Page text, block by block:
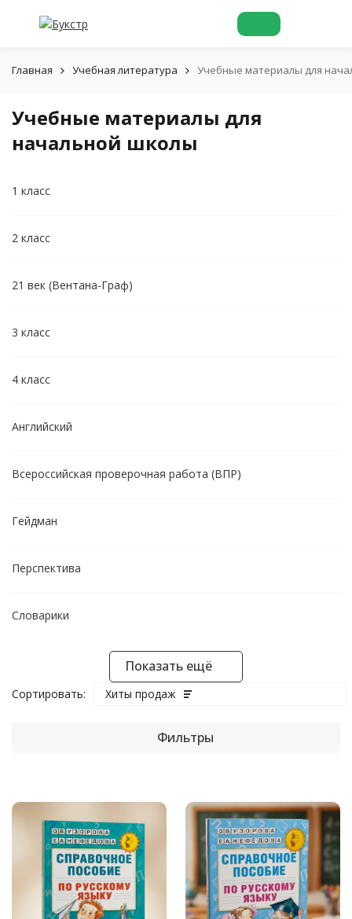
Главная Учебная литература Учебные материалы для
Учебные материалы для
начальной школы
1 класс
2 класс
21 век (Вентана-Граф)
3 класс
4 класс
Английский
Всероссийская проверочная работа (ВПР)
Гейдман
Перспектива
Словарики
Показать ещё
Сортировать: Хиты продаж
Фильтры